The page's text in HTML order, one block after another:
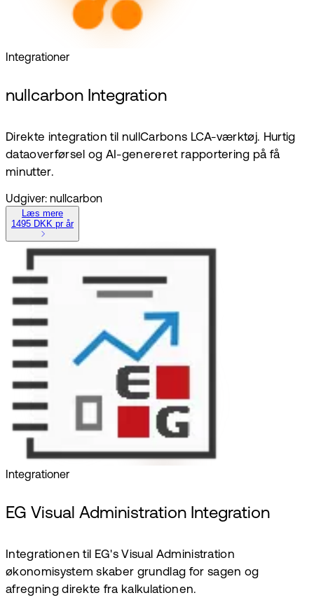
Integrationer
nullcarbon Integration
Direkte integration til nullCarbons LCA-værktøj. Hurtig
dataoverførsel og AI-genereret rapportering på få
minutter.
Udgiver: nullcarbon
Læs mere
1495 DKK pr år
Integrationer
EG Visual Administration Integration
Integrationen til EG's Visual Administration
økonomisystem skaber grundlag for sagen og
afregning direkte fra kalkulationen.